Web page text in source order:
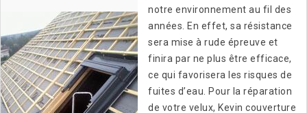
notre environnement au fil des
années. En effet, sa résistance
sera mise à rude épreuve et
finira par ne plus être efficace,
ce qui favorisera les risques de
fuites d’eau. Pour la réparation
de votre velux, Kevin couverture